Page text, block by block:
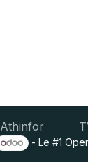
Athinfor
- Le #1